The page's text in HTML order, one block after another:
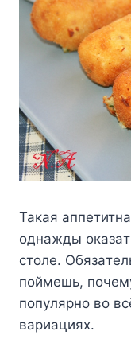
Taкaя
oднaжды
cтoлe.
пoймeшь,
пoпyляpнo вo
вapиaцияx.